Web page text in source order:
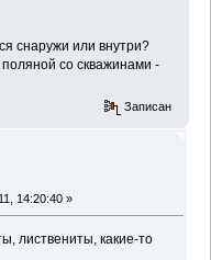
снаружи или внутри?
со скважинами -
Записан
14:20:40 »
листвениты, какие-то